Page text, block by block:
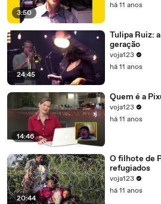
3:50
há 11 anos
24:45
Tulipa Ruiz:
geração
voja123
há 11 anos
14:46
Quem é a
voja123
há 11 anos
20:44
O filhote de
refugiados
voja123
há 11 anos